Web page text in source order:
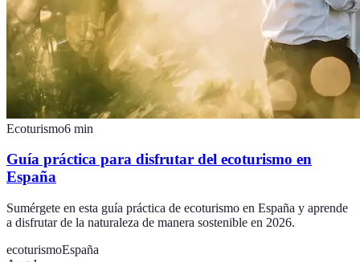
Ecoturismo6 min
Guía práctica para disfrutar del ecoturismo en
España
Sumérgete en esta guía práctica de ecoturismo en España y aprende
a disfrutar de la naturaleza de manera sostenible en 2026.
ecoturismoEspaña